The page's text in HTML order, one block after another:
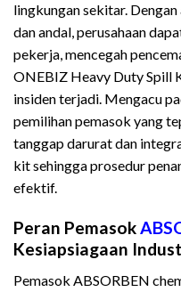
lingkungan sekitar.
dan andal, perusahaan
pekerja, mencegah
ONEBIZ Heavy Duty Spill
insiden terjadi. Mengacu
pemilihan pemasok yang
tanggap darurat dan
kit sehingga prosedur
efektif.
Peran Pemasok
Kesiapsiagaan
Pemasok ABSORBEN